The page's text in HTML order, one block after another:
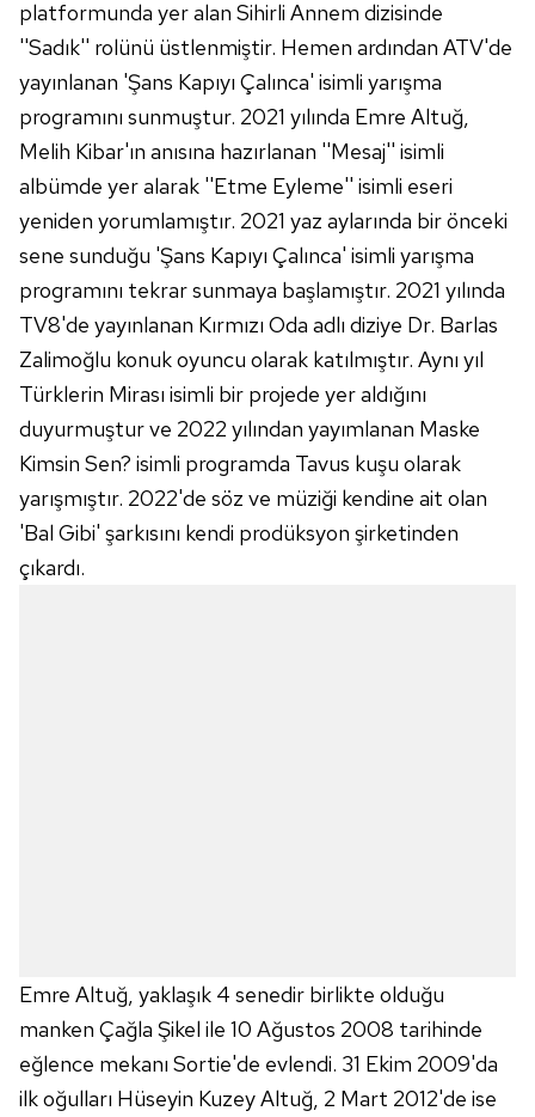
platformunda yer alan Sihirli Annem dizisinde
''Sadık'' rolünü üstlenmiştir. Hemen ardından ATV'de
yayınlanan 'Şans Kapıyı Çalınca' isimli yarışma
programını sunmuştur. 2021 yılında Emre Altuğ,
Melih Kibar'ın anısına hazırlanan ''Mesaj'' isimli
albümde yer alarak ''Etme Eyleme'' isimli eseri
yeniden yorumlamıştır. 2021 yaz aylarında bir önceki
sene sunduğu 'Şans Kapıyı Çalınca' isimli yarışma
programını tekrar sunmaya başlamıştır. 2021 yılında
TV8'de yayınlanan Kırmızı Oda adlı diziye Dr. Barlas
Zalimoğlu konuk oyuncu olarak katılmıştır. Aynı yıl
Türklerin Mirası isimli bir projede yer aldığını
duyurmuştur ve 2022 yılından yayımlanan Maske
Kimsin Sen? isimli programda Tavus kuşu olarak
yarışmıştır. 2022'de söz ve müziği kendine ait olan
'Bal Gibi' şarkısını kendi prodüksyon şirketinden
çıkardı.
Emre Altuğ, yaklaşık 4 senedir birlikte olduğu
manken Çağla Şikel ile 10 Ağustos 2008 tarihinde
eğlence mekanı Sortie'de evlendi. 31 Ekim 2009'da
ilk oğulları Hüseyin Kuzey Altuğ, 2 Mart 2012'de ise